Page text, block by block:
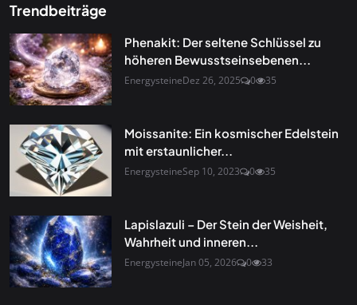
Trendbeiträge
Phenakit: Der seltene Schlüssel zu
höheren Bewusstseinsebenen...
EnergysteineDez 26, 2025 0 35
Moissanite: Ein kosmischer Edelstein
mit erstaunlicher...
EnergysteineSep 10, 2023 0 35
Lapislazuli – Der Stein der Weisheit,
Wahrheit und inneren...
EnergysteineJan 05, 2026 0 33